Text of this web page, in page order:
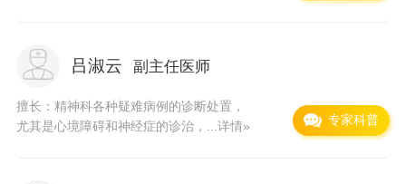
同级专科医院中属一流水平。新疆精神卫生中心
暨乌鲁木齐市第四人民医院分院（睡眠研究治疗
中心）地处人民广场闹市区。医、药、护、技齐
全。综合门诊、住院部齐备。是医院在市中心发
吕淑云 副主任医师
擅长：精神科各种疑难病例的诊断处置，
尤其是心境障碍和神经症的诊治，... 详情» 专家科普